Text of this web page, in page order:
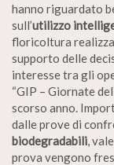
hanno riguardato
sull’utilizzo
floricoltura
supporto delle
interesse tra gli
“GIP – Giornate
scorso anno.
dalle prove di
biodegradabili ,
prova vengono